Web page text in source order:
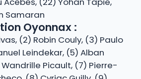
Samaran
Oyonnax :
(2) Robin Couly, (3) Paulo
Leindekar, (5) Alban
Wandrille Picault, (7) Pierre-